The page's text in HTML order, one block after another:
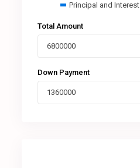
Principal and Interest
Total Amount
Down Payment